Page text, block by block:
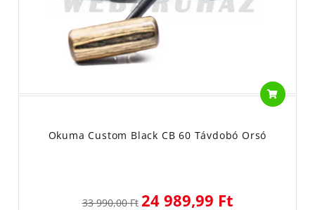
Okuma Custom Black CB 60 Távdobó Orsó
33 990,00 Ft 24 989,99 Ft